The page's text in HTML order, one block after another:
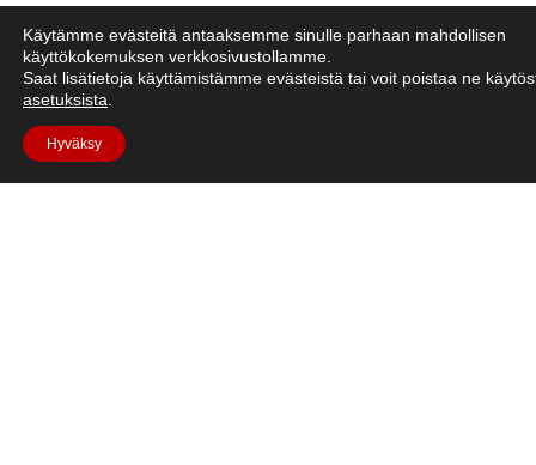
Käytämme evästeitä antaaksemme sinulle parhaan mahdollisen
käyttökokemuksen verkkosivustollamme.
Saat lisätietoja käyttämistämme evästeistä tai voit poistaa ne
asetuksista
Hyväksy